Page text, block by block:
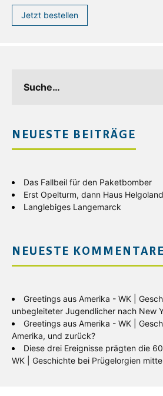
Jetzt bestellen
NEUESTE BEITRÄGE
Das Fallbeil für den Paketbomber
Erst Opelturm, dann Haus Helgoland
Langlebiges Langemarck
NEUESTE KOMMENTARE
Greetings aus Amerika - WK |
unbegleiteter Jugendlicher nach New
Greetings aus Amerika - WK |
Amerika, und zurück?
Diese drei Ereignisse prägten die
WK | Geschichte bei Prügelorgien